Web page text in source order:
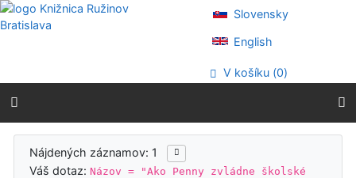
Prejsť na obsah
Prejsť na menu
Prehlásenie o webovej prístupnosti
Slovensky
English
V košíku (0)
Výsledky vyhľadávania
Nájdených záznamov: 1
Váš dotaz:Názov = "Ako Penny zvládne školské